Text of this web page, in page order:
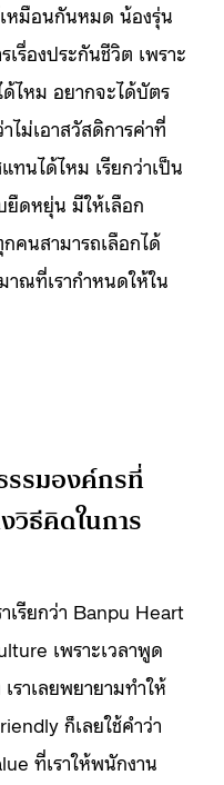
หมือนกันหมด น้องรุ่น
รื่องประกันชีวิต เพราะ
ไหม อยากจะได้บัตร
ม่เอาสวัสดิการค่าที่
นได้ไหม เรียกว่าเป็น
ยืดหยุ่น มีให้เลือก
คนสามารถเลือกได้
าณที่เรากำหนดให้ใน
รรมองค์กรที่
วิธีคิดในการ
เรียกว่า Banpu Heart
เพราะเวลาพูด
ราเลยพยายามทำให้
ก็เลยใช้คำว่า
ที่เราให้พนักงาน